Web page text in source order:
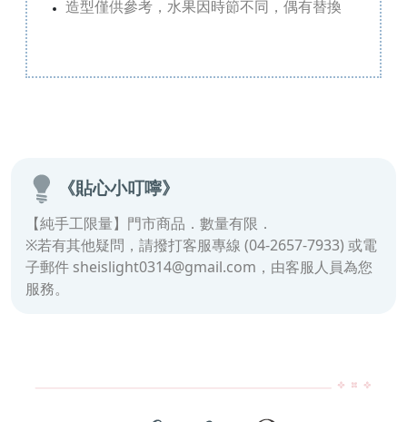
造型僅供參考，水果因時節不同，偶有替換
《貼心小叮嚀》
【純手工限量】門市商品．數量有限．
※若有其他疑問，請撥打客服專線 (04-2657-7933) 或電
子郵件 sheislight0314@gmail.com，由客服人員為您
服務。